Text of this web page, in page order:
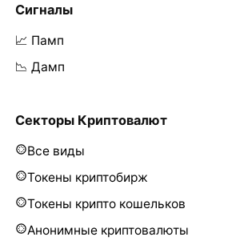
Сигналы
📈 Памп
📉 Дамп
Секторы Криптовалют
Все виды
Токены криптобирж
Токены крипто кошельков
Анонимные криптовалюты